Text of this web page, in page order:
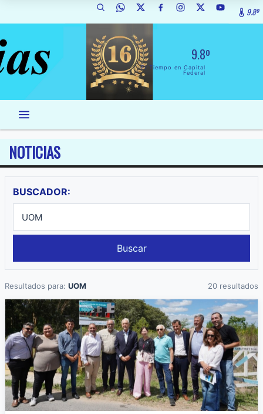
9.8º
9.8º
El Tiempo en Capital
Federal
NOTICIAS
BUSCADOR:
Buscar
Resultados para: UOM 20 resultados